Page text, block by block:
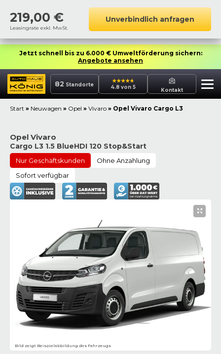
219,00 €
Leasingrate exkl. MwSt.
Unverbindlich anfragen
Jetzt schnell bis zu 6.000 € Umweltförderung sichern:
Angebote ansehen
82 Standorte 4.8 von 5 Kontakt
Start » Neuwagen » Opel » Vivaro » Opel Vivaro Cargo L3
Opel Vivaro
Cargo L3 1.5 BlueHDI 120 Stop&Start
Nur Geschäftskunden
Ohne Anzahlung
Sofort verfügbar
Bild zeigt Beispielabbildung des Fahrzeugs